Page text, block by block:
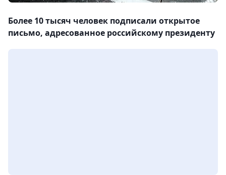
Более 10 тысяч человек подписали открытое
письмо, адресованное российскому президенту